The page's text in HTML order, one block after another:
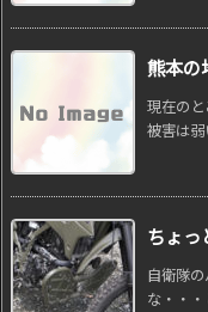
熊本の
現在の
被害は
ちょっ
自衛隊
な・・